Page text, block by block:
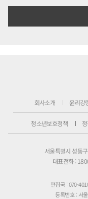
회사소개 윤리강
청소년보호정책
서울특별시 성동
대표전화 :
편집국 : 070-
등록번호 : 서